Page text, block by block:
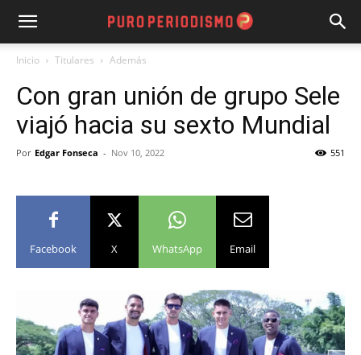
Inicio Titulares Además
Con gran unión de grupo Sele
viajó hacia su sexto Mundial
Por Edgar Fonseca - Nov 10, 2022 551
Facebook X WhatsApp Email